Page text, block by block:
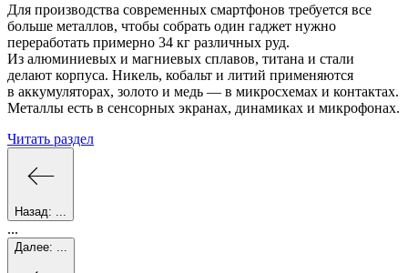
Для производства современных смартфонов требуется все
больше металлов, чтобы собрать один гаджет нужно
переработать примерно 34 кг различных руд.
Из алюминиевых и магниевых сплавов, титана и стали
делают корпуса. Никель, кобальт и литий применяются
в аккумуляторах, золото и медь — в микросхемах и контактах.
Металлы есть в сенсорных экранах, динамиках и микрофонах.
Читать раздел
Назад:
...
Далее: